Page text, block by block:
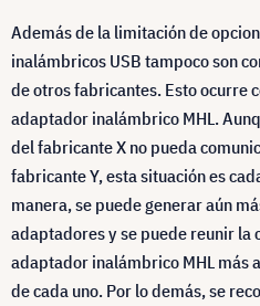
Además de la limitación de
inalámbricos USB tampoco son
de otros fabricantes. Esto ocurre
adaptador inalámbrico MHL.
del fabricante X no pueda
fabricante Y, esta situación es
manera, se puede generar aún
adaptadores y se puede reunir
adaptador inalámbrico MHL más
de cada uno. Por lo demás, se